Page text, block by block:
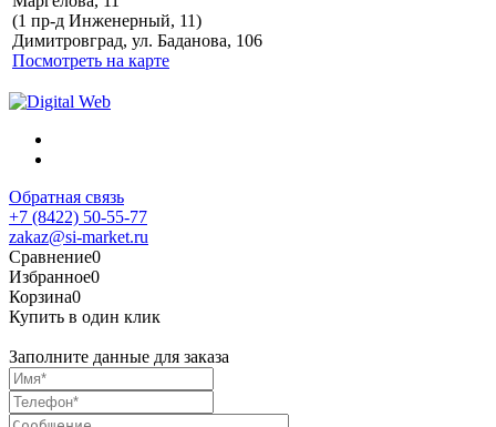
(1 пр-д Инженерный, 11)
Димитровград, ул. Баданова, 106
Посмотреть на карте
Обратная связь
+7 (8422) 50-55-77
zakaz@si-market.ru
Сравнение0
Избранное0
Корзина0
Купить в один клик
Заполните данные для заказа